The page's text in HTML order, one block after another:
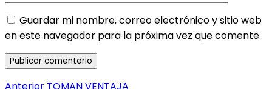
Guardar mi nombre, correo electrónico y sitio web
en este navegador para la próxima vez que comente.
Entrada